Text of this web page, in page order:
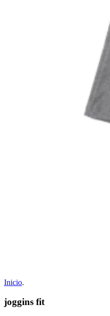
Inicio.
joggins fit